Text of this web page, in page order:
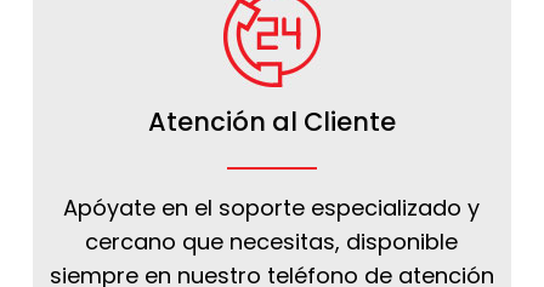
Atención al Cliente
Apóyate en el soporte especializado y
cercano que necesitas, disponible
siempre en nuestro teléfono de atención